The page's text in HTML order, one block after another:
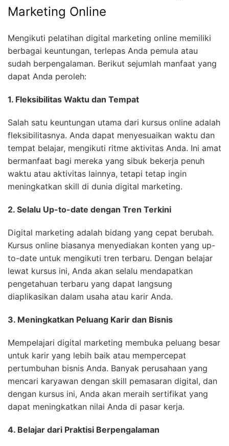
Marketing Online
Mengikuti pelatihan digital marketing online memiliki
berbagai keuntungan, terlepas Anda pemula atau
sudah berpengalaman. Berikut sejumlah manfaat yang
dapat Anda peroleh:
1. Fleksibilitas Waktu dan Tempat
Salah satu keuntungan utama dari kursus online adalah
fleksibilitasnya. Anda dapat menyesuaikan waktu dan
tempat belajar, mengikuti ritme aktivitas Anda. Ini amat
bermanfaat bagi mereka yang sibuk bekerja penuh
waktu atau aktivitas lainnya, tetapi tetap ingin
meningkatkan skill di dunia digital marketing.
2. Selalu Up-to-date dengan Tren Terkini
Digital marketing adalah bidang yang cepat berubah.
Kursus online biasanya menyediakan konten yang up-
to-date untuk mengikuti tren terbaru. Dengan belajar
lewat kursus ini, Anda akan selalu mendapatkan
pengetahuan terbaru yang dapat langsung
diaplikasikan dalam usaha atau karir Anda.
3. Meningkatkan Peluang Karir dan Bisnis
Mempelajari digital marketing membuka peluang besar
untuk karir yang lebih baik atau mempercepat
pertumbuhan bisnis Anda. Banyak perusahaan yang
mencari karyawan dengan skill pemasaran digital, dan
dengan kursus ini, Anda akan meraih sertifikat yang
dapat meningkatkan nilai Anda di pasar kerja.
4. Belajar dari Praktisi Berpengalaman